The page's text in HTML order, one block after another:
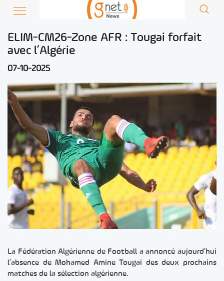
ELIM-CM26-Zone AFR : Tougai forfait
avec l’Algérie
07-10-2025
La Fédération Algérienne de Football a annoncé aujourd’hui
l’absence de Mohamed Amine Tougai des deux prochains
matches de la sélection algérienne.